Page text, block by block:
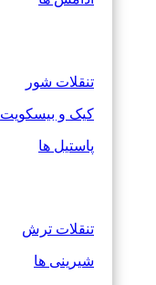
تنقلات شور
کیک و بیسکویت
پاستیل ها
تنقلات ترش
شیرینی ها